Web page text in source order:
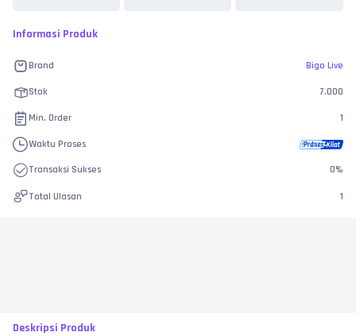
Informasi Produk
Brand Bigo Live
Stok 7.000
Min. Order 1
Waktu Proses
Transaksi Sukses 0%
Total Ulasan 1
Deskripsi Produk